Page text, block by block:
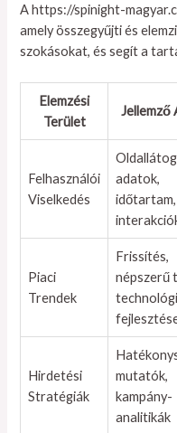
A https://spinight-
amely összegyűjti és
szokásokat, és segít a
Elemzési
Terület
Jellemző
Felhasználói
Viselkedés
adatok,
időtartam,
Piaci
Trendek
Frissítés,
népszerű
Hirdetési
Stratégiák
mutatók,
kampány-
analitikák